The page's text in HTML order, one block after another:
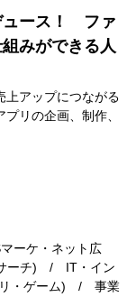
ュース！ ファ
みができる人
上アップにつながる
リの企画、制作、
ーケ・ネット広
ーチ) / IT・イン
リ・ゲーム) / 事業